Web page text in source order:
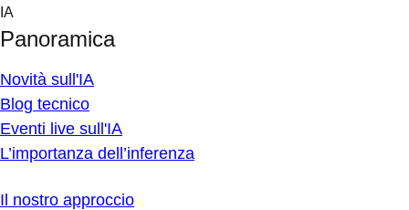
Skip
content
IA
Panoramica
Novità sull'IA
Blog tecnico
Eventi live sull'IA
L’importanza dell’inferenza
Il nostro approccio